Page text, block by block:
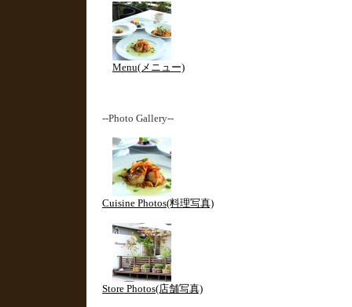
Menu(メニュー)
--Photo Gallery--
Cuisine Photos(料理写真)
Store Photos(店舗写真)